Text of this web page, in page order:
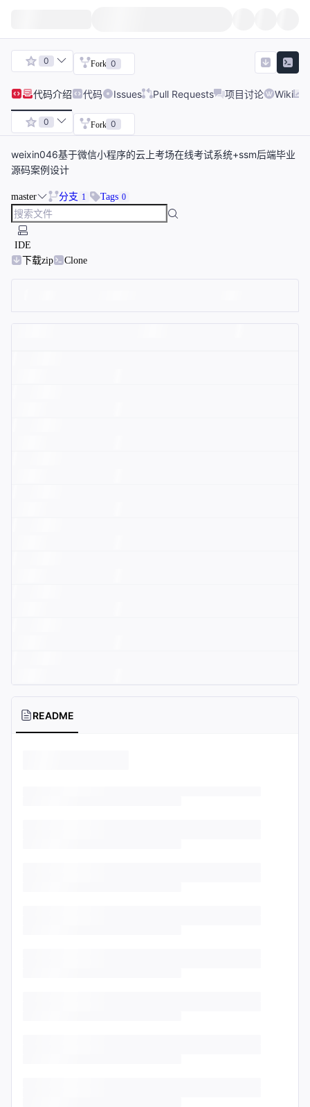
0 Fork 0
代码介绍 代码 Issues Pull Requests 项目讨论 Wiki
0 Fork 0
weixin046基于微信小程序的云上考场在线考试系统+ssm后端毕业
源码案例设计
master 分支 1 Tags 0
IDE
下载zip
Clone
README